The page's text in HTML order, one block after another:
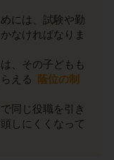
には、試験や勤
なければなりま
、その子どもも
える
蔭位の制
同じ役職を引き
しにくくなって